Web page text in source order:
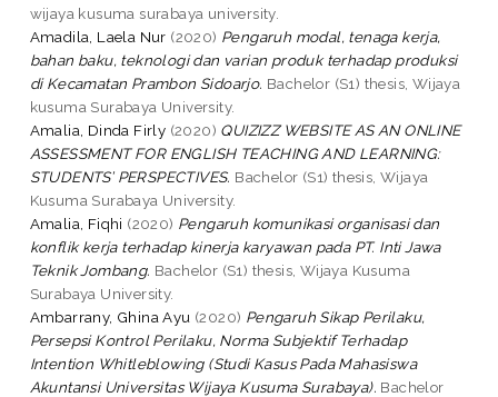
wijaya kusuma surabaya university.
Amadila, Laela Nur (2020) Pengaruh modal, tenaga kerja,
bahan baku, teknologi dan varian produk terhadap produksi
di Kecamatan Prambon Sidoarjo. Bachelor (S1) thesis, Wijaya
kusuma Surabaya University.
Amalia, Dinda Firly (2020) QUIZIZZ WEBSITE AS AN ONLINE
ASSESSMENT FOR ENGLISH TEACHING AND LEARNING:
STUDENTS’ PERSPECTIVES. Bachelor (S1) thesis, Wijaya
Kusuma Surabaya University.
Amalia, Fiqhi (2020) Pengaruh komunikasi organisasi dan
konflik kerja terhadap kinerja karyawan pada PT. Inti Jawa
Teknik Jombang. Bachelor (S1) thesis, Wijaya Kusuma
Surabaya University.
Ambarrany, Ghina Ayu (2020) Pengaruh Sikap Perilaku,
Persepsi Kontrol Perilaku, Norma Subjektif Terhadap
Intention Whitleblowing (Studi Kasus Pada Mahasiswa
Akuntansi Universitas Wijaya Kusuma Surabaya). Bachelor